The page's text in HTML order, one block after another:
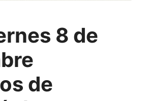
8 de
de